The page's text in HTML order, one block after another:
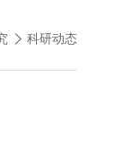
科研动态